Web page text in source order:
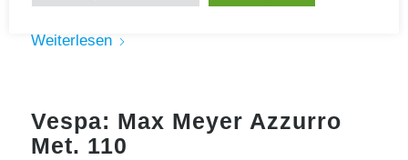
Weiterlesen
Vespa: Max Meyer Azzurro
Met. 110